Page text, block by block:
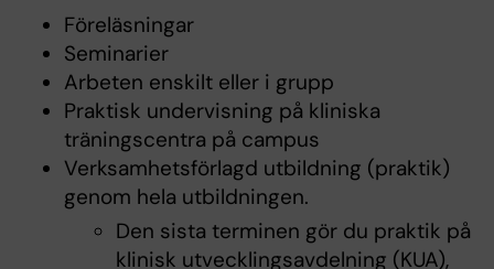
Föreläsningar
Seminarier
Arbeten enskilt eller i grupp
Praktisk undervisning på kliniska
träningscentra på campus
Verksamhetsförlagd utbildning (praktik)
genom hela utbildningen.
Den sista terminen gör du praktik på
klinisk utvecklingsavdelning (KUA),